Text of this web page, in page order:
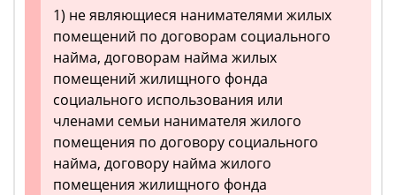
1) не являющиеся нанимателями жилых
помещений по договорам социального
найма, договорам найма жилых
помещений жилищного фонда
социального использования или
членами семьи нанимателя жилого
помещения по договору социального
найма, договору найма жилого
помещения жилищного фонда